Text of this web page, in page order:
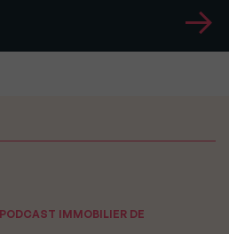
IMMOBILIER DE